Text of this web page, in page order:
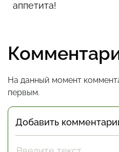
аппетита!
На данный момент
первым.
Добавить